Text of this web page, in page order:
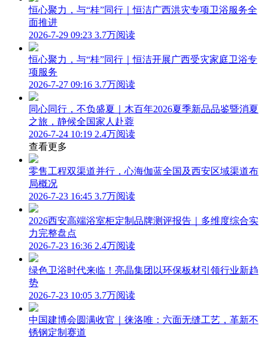
恒心聚力，与“桂”同行｜恒洁广西洪灾专项卫浴服务全
面推进
2026-7-29 09:23 3.7万阅读
恒心聚力，与“桂”同行｜恒洁开展广西受灾家庭卫浴专
项服务
2026-7-27 09:16 3.7万阅读
同心同行，不负盛夏｜木百年2026夏季新品品鉴暨消夏
之旅，静候全国家人赴蓉
2026-7-24 10:19 2.4万阅读
查看更多
零售工程双渠道并行，心海伽蓝全国及西安区域渠道布
局概况
2026-7-23 16:45 3.7万阅读
2026西安高端浴室柜定制品牌测评报告｜多维度综合实
力完整盘点
2026-7-23 16:36 2.4万阅读
绿色卫浴时代来临！亮晶集团以环保板材引领行业新趋
势
2026-7-23 10:05 3.7万阅读
中国建博会圆满收官｜徕洛唯：六面无缝工艺，革新不
锈钢定制赛道